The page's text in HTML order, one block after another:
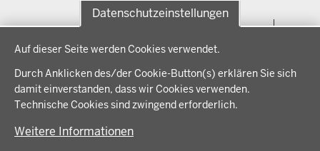
Datenschutzeinstellungen
Auf dieser Seite werden Cookies verwendet.
Durch Anklicken des/der Cookie-Button(s) erklären Sie sich
damit einverstanden, dass wir Cookies verwenden.
Technische Cookies sind zwingend erforderlich.
Weitere Informationen
Menü
der
Fußzeile
THEMEN
Bauen, Planen und Verkehr
Bildung, Schule und Sport
Regionalplanung und Regionalrat
IM FOKUS
Energiewende AG
Zusammenarbeit mit den Niederlanden
BEZIRKSREGIERUNG